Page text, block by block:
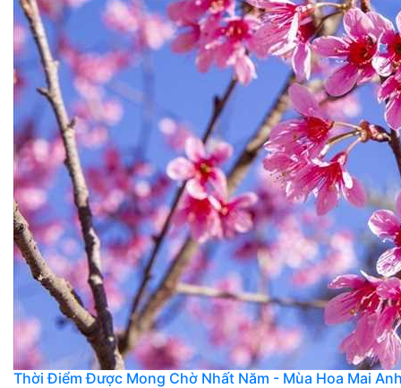
Thời Điểm Được Mong Chờ Nhất Năm - Mùa Hoa Mai